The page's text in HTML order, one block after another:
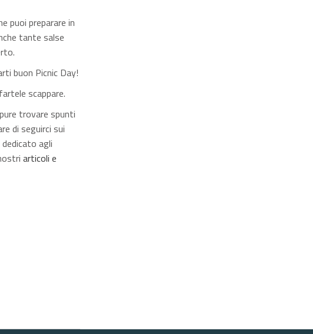
puoi preparare in
tante salse
buon Picnic Day!
scappare.
trovare spunti
di seguirci sui
agli
articoli e